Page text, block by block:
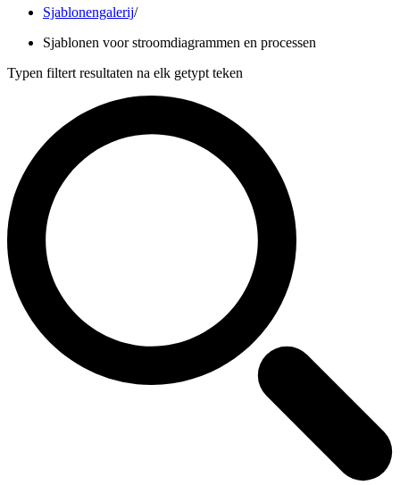
Sjablonengalerij/
Sjablonen voor stroomdiagrammen en processen
Typen filtert resultaten na elk getypt teken